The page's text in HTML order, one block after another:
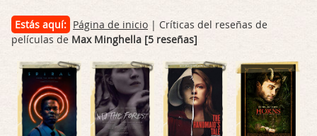
Estás aquí: Página de inicio | Críticas del reseñas de
películas de Max Minghella [5 reseñas]